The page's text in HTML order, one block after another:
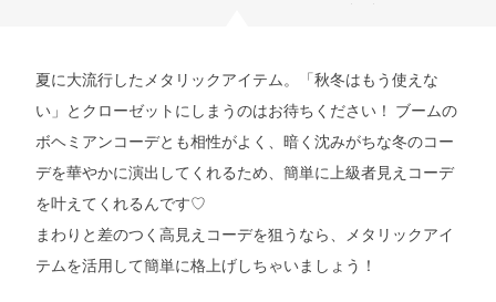
夏に大流行したメタリックアイテム。「秋冬はもう使えな
い」とクローゼットにしまうのはお待ちください！ ブームの
ボヘミアンコーデとも相性がよく、暗く沈みがちな冬のコー
デを華やかに演出してくれるため、簡単に上級者見えコーデ
を叶えてくれるんです♡
まわりと差のつく高見えコーデを狙うなら、メタリックアイ
テムを活用して簡単に格上げしちゃいましょう！